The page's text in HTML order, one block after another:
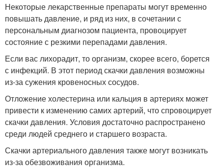
Некоторые лекарственные препараты могут временно
повышать давление, и ряд из них, в сочетании с
персональным диагнозом пациента, провоцирует
состояние с резкими перепадами давления.
Если вас лихорадит, то организм, скорее всего, борется
с инфекций. В этот период скачки давления возможны
из-за сужения кровеносных сосудов.
Отложение холестерина или кальция в артериях может
привести к изменению самих артерий, что спровоцирует
скачки давления. Условия достаточно распространено
среди людей среднего и старшего возраста.
Скачки артериального давления также могут возникать
из-за обезвоживания организма.